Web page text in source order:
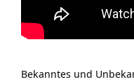
Bekanntes und